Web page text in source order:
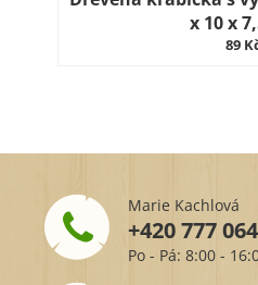
x 10 x
89
Marie Kachlová
+420 777
Po - Pá: 8:00 -